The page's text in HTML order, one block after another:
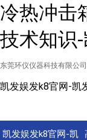
冷热冲击
技术知识
东莞环仪仪器科技有限公
凯发娱发k8官网-凯
凯发娱发k8官网-凯